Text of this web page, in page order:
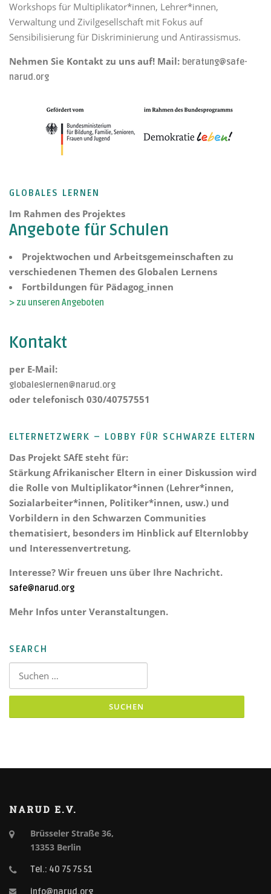
Workshops für Multiplikator*innen, Lehrer*innen,
Verwaltung und Zivilgesellschaft mit Fokus auf
Sensibilisierung für Diskriminierung und Antirassismus.
Nehmen Sie Kontakt zu uns auf! Mail: beratung@safe-
narud.org
GLOBALES LERNEN
Im Rahmen des Projektes
Angebote für Schulen
Projektwochen und Arbeitsgemeinschaften zu
verschiedenen Themen des Globalen Lernens
Fortbildungen für Pädagog_innen
> zu unseren Angeboten
Kontakt
per E-Mail:
globaleslernen@narud.org
oder telefonisch 030/40757551
ELTERNETZWERK – LOBBY FÜR SCHWARZE ELTERN
Das Projekt SAfE steht für:
Stärkung Afrikanischer Eltern in einer Diskussion wird
die Rolle von Multiplikator*innen (Lehrer*innen,
Sozialarbeiter*innen, Politiker*innen, usw.) und
Vorbildern in den Schwarzen Communities
thematisiert, besonders im Hinblick auf Elternlobby
und Interessenvertretung.
Interesse? Wir freuen uns über Ihre Nachricht.
safe@narud.org
Mehr Infos unter Veranstaltungen.
SEARCH
Suchen nach:
NARUD E.V.
Brüsseler Straße 36,
13353 Berlin
Tel.: 40 75 75 51
info@narud.org